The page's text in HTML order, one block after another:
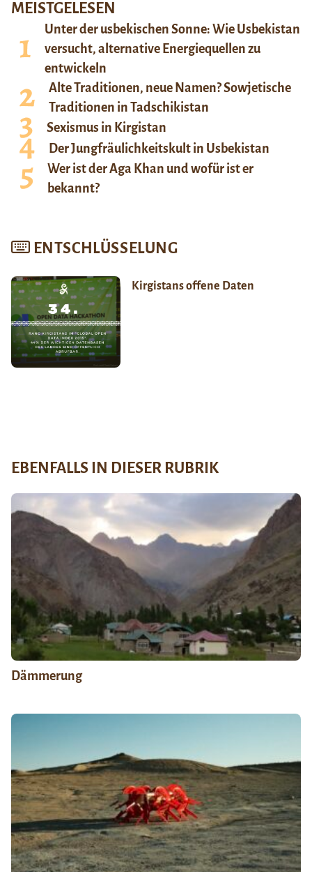
MEISTGELESEN
Unter der usbekischen Sonne: Wie Usbekistan
versucht, alternative Energiequellen zu
entwickeln
Alte Traditionen, neue Namen? Sowjetische
Traditionen in Tadschikistan
Sexismus in Kirgistan
Der Jungfräulichkeitskult in Usbekistan
Wer ist der Aga Khan und wofür ist er
bekannt?
ENTSCHLÜSSELUNG
Kirgistans offene Daten
EBENFALLS IN DIESER RUBRIK
Dämmerung